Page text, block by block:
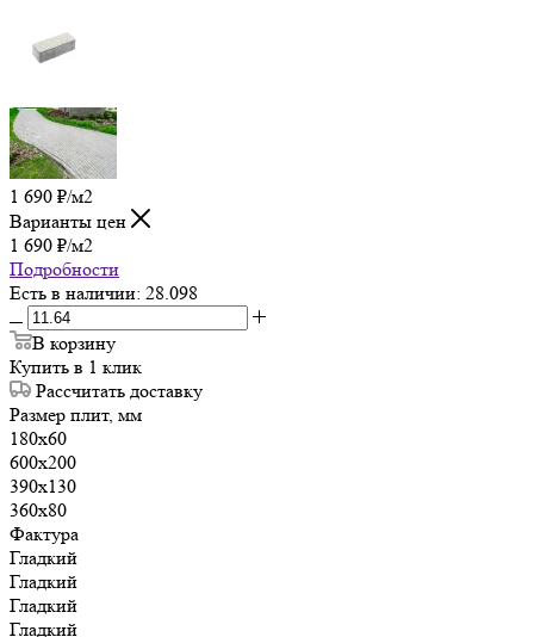
1 690 ₽/м2
Варианты цен
1 690 ₽/м2
Подробности
Есть в наличии: 28.098
В корзину
Купить в 1 клик
Рассчитать доставку
Размер плит, мм
180х60
600х200
390х130
360х80
Фактура
Гладкий
Гладкий
Гладкий
Гладкий